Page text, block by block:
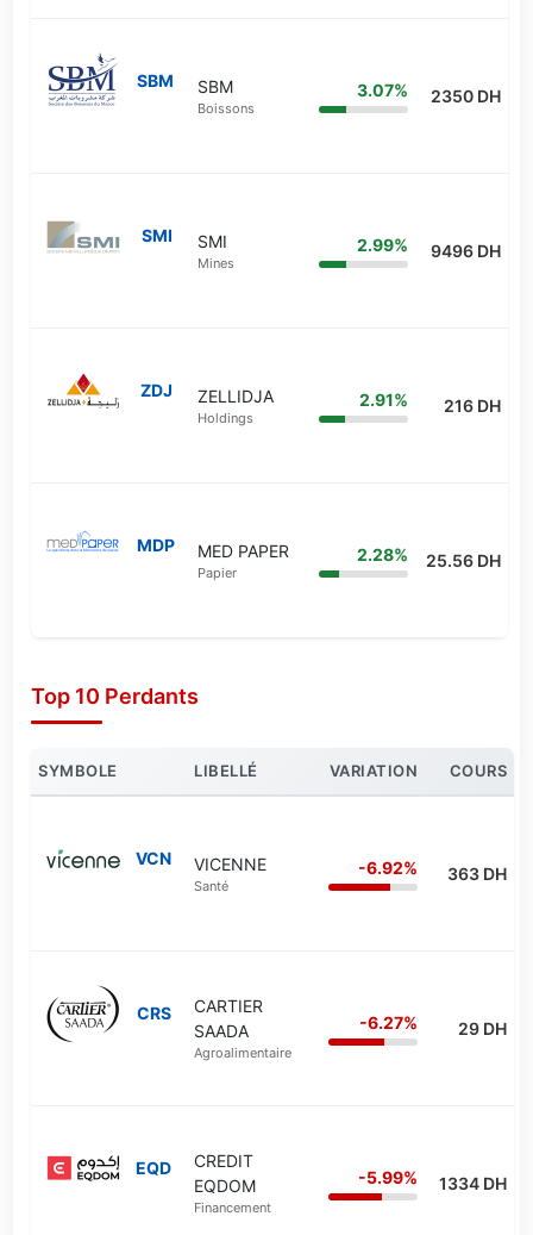
SBM SBM
Boissons
3.07% 2350 DH
SMI SMI
Mines
2.99% 9496 DH
ZDJ ZELLIDJA
Holdings
2.91% 216 DH
MDP MED PAPER
Papier
2.28% 25.56 DH
Top 10 Perdants
SYMBOLE LIBELLÉ VARIATION COURS
VCN VICENNE
Santé
-6.92% 363 DH
CRS
CARTIER
SAADA
Agroalimentaire
-6.27% 29 DH
EQD
CREDIT
EQDOM
Financement
-5.99% 1334 DH